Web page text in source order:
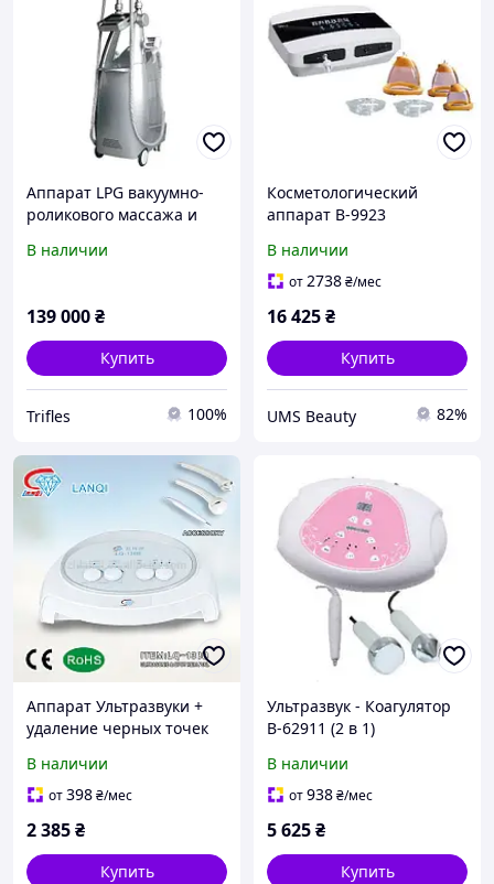
Аппарат LPG вакуумно-
роликового массажа и
M8+2 Серый
В наличии
139 000₴
Купить
Trifles 100%
Косметологический
аппарат B-9923
В наличии
от2738₴/мес
16 425₴
Купить
UMS Beauty 82%
Аппарат Ультразвуки +
удаление черных точек
В наличии
от398₴/мес
2 385₴
Купить
Ультразвук - Коагулятор
B-62911 (2 в 1)
В наличии
от938₴/мес
5 625₴
Купить